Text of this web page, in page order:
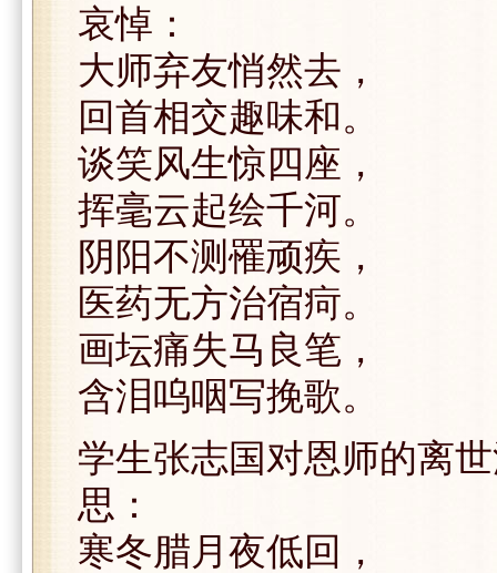
哀悼：
大师弃友悄然去，
回首相交趣味和。
谈笑风生惊四座，
挥毫云起绘千河。
阴阳不测罹顽疾，
医药无方治宿疴。
画坛痛失马良笔，
含泪呜咽写挽歌。
学生张志国对恩师的离
思：
寒冬腊月夜低回，